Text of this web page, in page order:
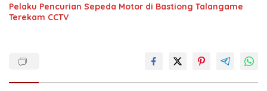
Pelaku Pencurian Sepeda Motor di Bastiong Talangame
Terekam CCTV